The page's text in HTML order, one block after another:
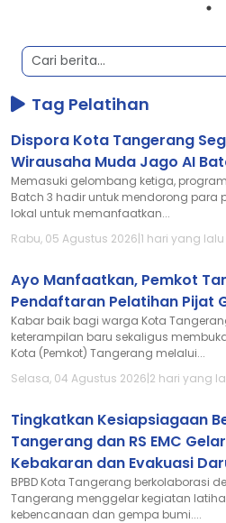
Tag Pelatihan
Dispora Kota Tangerang
Wirausaha Muda Jago AI
Memasuki gelombang ketiga,
Batch 3 hadir untuk mendorong para
lokal untuk memanfaatkan...
Rabu, 05 Agustus 2026|1 hari yang lalu
Ayo Manfaatkan, Pemkot
Pendaftaran Pelatihan Pijat
Kabar baik bagi warga Kota
keterampilan baru sekaligus
Kota (Pemkot) Tangerang melalui...
Selasa, 04 Agustus 2026|2 hari yang
Tingkatkan Kesiapsiagaan
Tangerang dan RS EMC
Kebakaran dan Evakuasi
BPBD Kota Tangerang berkolaborasi
Tangerang menggelar kegiatan
kebencanaan dan gempa bumi....